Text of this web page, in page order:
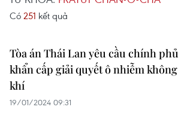
Có 251 kết quả
Tòa án Thái Lan yêu cầu chính phủ
khẩn cấp giải quyết ô nhiễm không
khí
19/01/2024 09:31